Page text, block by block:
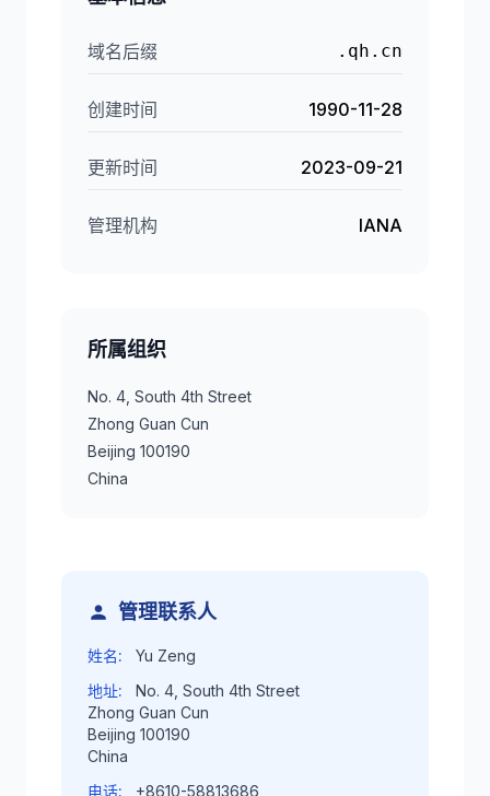
域名后缀 .qh.cn
创建时间 1990-11-28
更新时间 2023-09-21
管理机构 IANA
所属组织
No. 4, South 4th Street
Zhong Guan Cun
Beijing 100190
China
管理联系人
姓名:
Yu Zeng
地址:
No. 4, South 4th Street
Zhong Guan Cun
Beijing 100190
China
电话:
+8610-58813686